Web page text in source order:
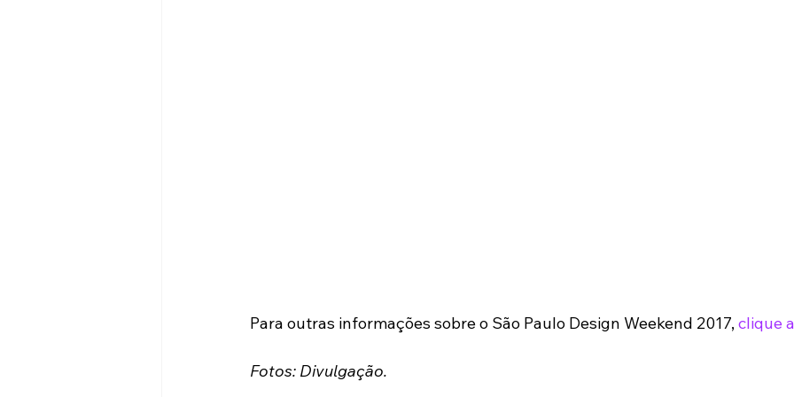
Para outras informações sobre o São Paulo Design Weekend 2017, clique
Fotos: Divulgação.